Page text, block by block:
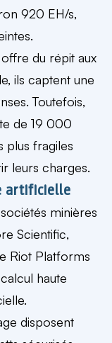
920 EH/s,
du répit aux
ils captent une
Toutefois,
de 19 000
plus fragiles
leurs charges.
artificielle
minières
Scientific,
Riot Platforms
haute
disposent